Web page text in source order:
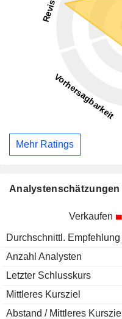
Mehr Ratings
Analystenschätzungen
Verkaufen
Durchschnittl. Empfehlung
Anzahl Analysten
Letzter Schlusskurs
Mittleres Kursziel
Abstand / Mittleres Kursziel